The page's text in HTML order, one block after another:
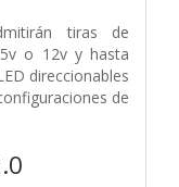
tiras de
o 12v y hasta
direccionables
de